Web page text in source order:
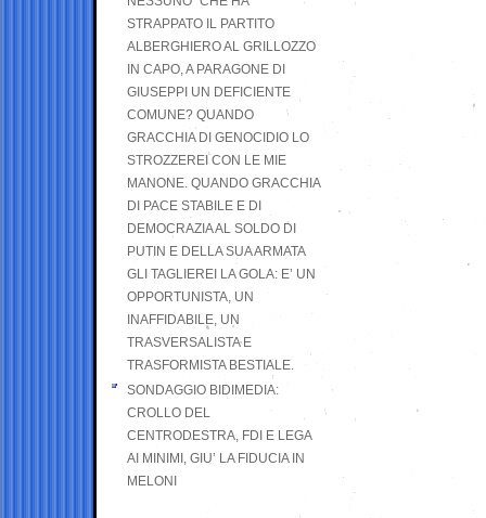
STRAPPATO IL PARTITO
ALBERGHIERO AL GRILLOZZO
IN CAPO, A PARAGONE DI
GIUSEPPI UN DEFICIENTE
COMUNE? QUANDO
GRACCHIA DI GENOCIDIO LO
STROZZEREI CON LE MIE
MANONE. QUANDO GRACCHIA
DI PACE STABILE E DI
DEMOCRAZIA AL SOLDO DI
PUTIN E DELLA SUA ARMATA
GLI TAGLIEREI LA GOLA: E’ UN
OPPORTUNISTA, UN
INAFFIDABILE, UN
TRASVERSALISTA E
TRASFORMISTA BESTIALE.
SONDAGGIO BIDIMEDIA:
CROLLO DEL
CENTRODESTRA, FDI E LEGA
AI MINIMI, GIU’ LA FIDUCIA IN
MELONI